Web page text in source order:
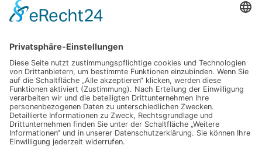
Einsatz kompakter Drucksensoren in der Industrie
Meisterwerke aus dem Digitaldruck
Stabil, platzsparend, sofort einsatzbereit – so gelingt der
perfekte Versand
Präzision auf neuem Niveau: Wenn Form und Genauigkeit den
Unterschied machen
Moderne Überdachunglösungen für Gärten und Terrassen in
Frankfurt
Schlagwörter